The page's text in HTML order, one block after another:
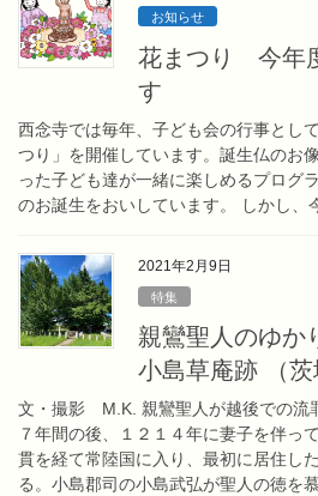
お知らせ
花まつり 今年
す
西念寺では毎年、子ども会の行事とし
つり」を開催しています。誕生仏のお
った子ども達が一緒に楽しめるプログ
のお誕生をおいしています。 しかし
2021年2月9日
特集
親鸞聖人のゆか
小島草庵跡 （
文・撮影 M.K. 親鸞聖人が越後での流
７年間の後、１２１４年に妻子を伴っ
貫を経て常陸国に入り、最初に居住し
る。小島郡司の小島武弘が聖人の徳を